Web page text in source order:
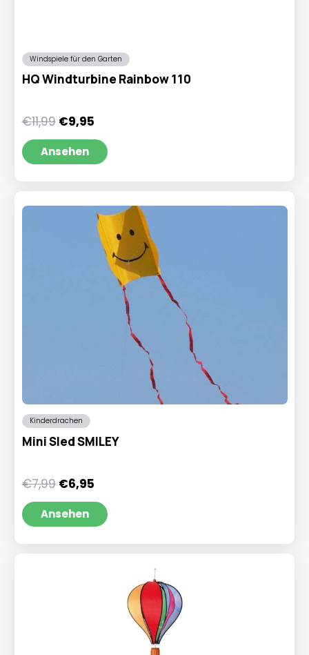
Windspiele für den Garten
HQ Windturbine Rainbow 110
€11,99 Ursprünglicher
Preis
war:
€11,99
€9,95Aktueller
Preis
ist:
€9,95.
Ansehen
Kinderdrachen
Mini Sled SMILEY
€7,99 Ursprünglicher
Preis
war:
€7,99
€6,95Aktueller
Preis
ist:
€6,95.
Ansehen